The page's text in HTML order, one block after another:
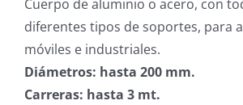
Cuerpo de aluminio o acero, con
diferentes tipos de soportes, para
móviles e industriales.
Diámetros: hasta 200 mm.
Carreras: hasta 3 mt.